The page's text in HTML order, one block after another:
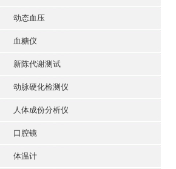
动态血压
血糖仪
新陈代谢测试
动脉硬化检测仪
人体成份分析仪
口腔镜
体温计